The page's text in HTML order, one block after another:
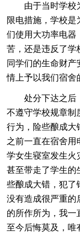
由于当时学校为
限电措施，学校
们使用大功率电器
苦，还是违反了学
同学们的生命财
情上予以我们宿舍
处分下达之后，
不遵守学校规章制
行为，险些酿成大
之前一直在宿舍用
学女生寝室发生火
甚至带走了学生的
些酿成大错，犯了
没有造成很严重的
的所作所为，我一
至今后悔莫及，唯